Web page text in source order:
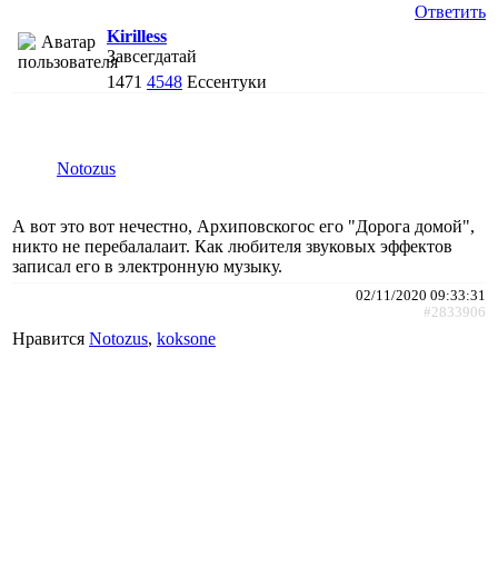
Ответить
Kirilless
Завсегдатай
1471 4548 Ессентуки
Notozus
А вот это вот нечестно, Архиповскогос его "Дорога домой",
никто не перебалалаит. Как любителя звуковых эффектов
записал его в электронную музыку.
02/11/2020 09:33:31
#2833906
Нравится Notozus, koksone